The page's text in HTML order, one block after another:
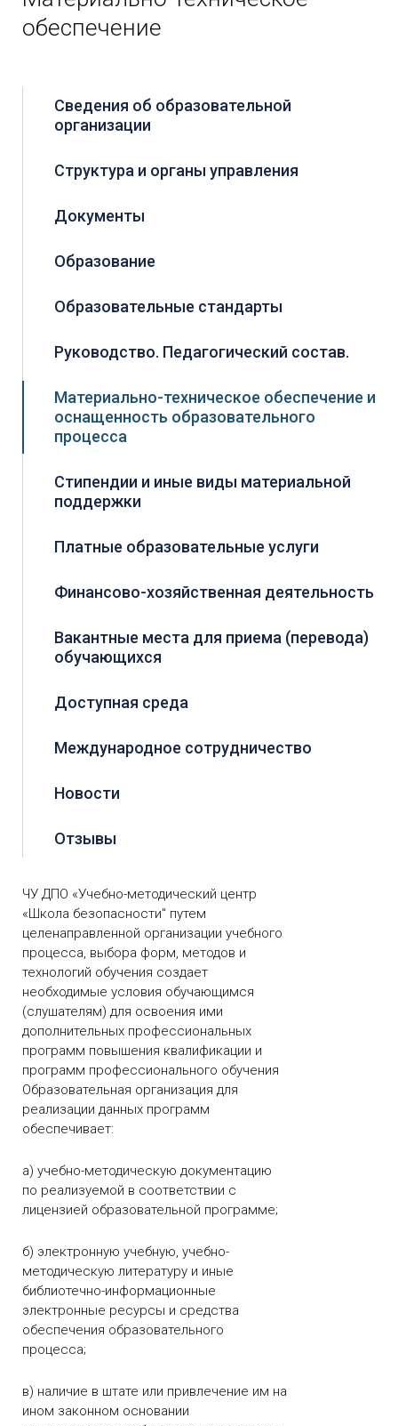
обеспечение
О нас
Сведения об образовательной
организации
Структура и органы управления
Документы
Образование
Образовательные стандарты
Руководство. Педагогический состав.
Материально-техническое обеспечение и
оснащенность образовательного
процесса
Стипендии и иные виды материальной
поддержки
Платные образовательные услуги
Финансово-хозяйственная деятельность
Вакантные места для приема (перевода)
обучающихся
Доступная среда
Международное сотрудничество
Новости
Отзывы
ЧУ ДПО «Учебно-методический центр
«Школа безопасности" путем
целенаправленной организации учебного
процесса, выбора форм, методов и
технологий обучения создает
необходимые условия обучающимся
(слушателям) для освоения ими
дополнительных профессиональных
программ повышения квалификации и
программ профессионального обучения
Образовательная организация для
реализации данных программ
обеспечивает:
а) учебно-методическую документацию
по реализуемой в соответствии с
лицензией образовательной программе;
б) электронную учебную, учебно-
методическую литературу и иные
библиотечно-информационные
электронные ресурсы и средства
обеспечения образовательного
процесса;
в) наличие в штате или привлечение им на
ином законном основании